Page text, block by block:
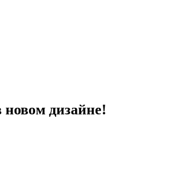
дизайне!